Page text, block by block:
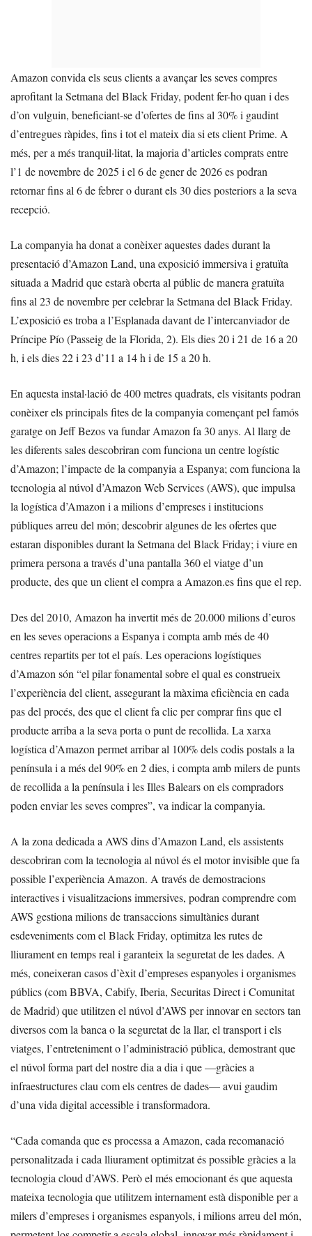
Amazon convida els seus clients a avançar les seves compres
aprofitant la Setmana del Black Friday, podent fer-ho quan i des
d’on vulguin, beneficiant-se d’ofertes de fins al 30% i gaudint
d’entregues ràpides, fins i tot el mateix dia si ets client Prime. A
més, per a més tranquil·litat, la majoria d’articles comprats entre
l’1 de novembre de 2025 i el 6 de gener de 2026 es podran
retornar fins al 6 de febrer o durant els 30 dies posteriors a la seva
recepció.
La companyia ha donat a conèixer aquestes dades durant la
presentació d’Amazon Land, una exposició immersiva i gratuïta
situada a Madrid que estarà oberta al públic de manera gratuïta
fins al 23 de novembre per celebrar la Setmana del Black Friday.
L’exposició es troba a l’Esplanada davant de l’intercanviador de
Príncipe Pío (Passeig de la Florida, 2). Els dies 20 i 21 de 16 a 20
h, i els dies 22 i 23 d’11 a 14 h i de 15 a 20 h.
En aquesta instal·lació de 400 metres quadrats, els visitants podran
conèixer els principals fites de la companyia començant pel famós
garatge on Jeff Bezos va fundar Amazon fa 30 anys. Al llarg de
les diferents sales descobriran com funciona un centre logístic
d’Amazon; l’impacte de la companyia a Espanya; com funciona la
tecnologia al núvol d’Amazon Web Services (AWS), que impulsa
la logística d’Amazon i a milions d’empreses i institucions
públiques arreu del món; descobrir algunes de les ofertes que
estaran disponibles durant la Setmana del Black Friday; i viure en
primera persona a través d’una pantalla 360 el viatge d’un
producte, des que un client el compra a Amazon.es fins que el rep.
Des del 2010, Amazon ha invertit més de 20.000 milions d’euros
en les seves operacions a Espanya i compta amb més de 40
centres repartits per tot el país. Les operacions logístiques
d’Amazon són “el pilar fonamental sobre el qual es construeix
l’experiència del client, assegurant la màxima eficiència en cada
pas del procés, des que el client fa clic per comprar fins que el
producte arriba a la seva porta o punt de recollida. La xarxa
logística d’Amazon permet arribar al 100% dels codis postals a la
península i a més del 90% en 2 dies, i compta amb milers de punts
de recollida a la península i les Illes Balears on els compradors
poden enviar les seves compres”, va indicar la companyia.
A la zona dedicada a AWS dins d’Amazon Land, els assistents
descobriran com la tecnologia al núvol és el motor invisible que fa
possible l’experiència Amazon. A través de demostracions
interactives i visualitzacions immersives, podran comprendre com
AWS gestiona milions de transaccions simultànies durant
esdeveniments com el Black Friday, optimitza les rutes de
lliurament en temps real i garanteix la seguretat de les dades. A
més, coneixeran casos d’èxit d’empreses espanyoles i organismes
públics (com BBVA, Cabify, Iberia, Securitas Direct i Comunitat
de Madrid) que utilitzen el núvol d’AWS per innovar en sectors tan
diversos com la banca o la seguretat de la llar, el transport i els
viatges, l’entreteniment o l’administració pública, demostrant que
el núvol forma part del nostre dia a dia i que —gràcies a
infraestructures clau com els centres de dades— avui gaudim
d’una vida digital accessible i transformadora.
“Cada comanda que es processa a Amazon, cada recomanació
personalitzada i cada lliurament optimitzat és possible gràcies a la
tecnologia cloud d’AWS. Però el més emocionant és que aquesta
mateixa tecnologia que utilitzem internament està disponible per a
milers d’empreses i organismes espanyols, i milions arreu del món,